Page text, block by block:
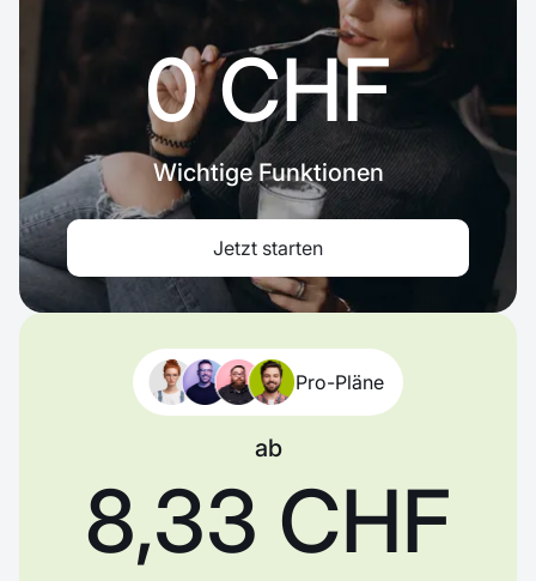
0 CHF
Wichtige Funktionen
Jetzt starten
Pro-Pläne
ab
8,33 CHF